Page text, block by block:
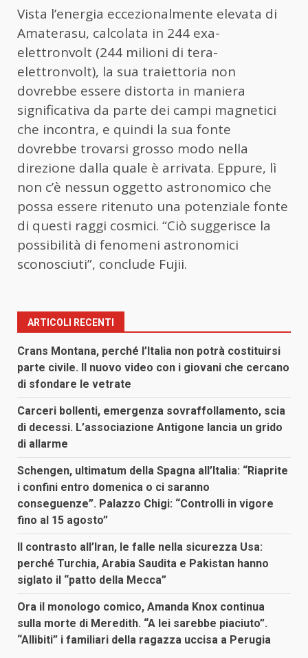
Vista l’energia eccezionalmente elevata di
Amaterasu, calcolata in 244 exa-
elettronvolt (244 milioni di tera-
elettronvolt), la sua traiettoria non
dovrebbe essere distorta in maniera
significativa da parte dei campi magnetici
che incontra, e quindi la sua fonte
dovrebbe trovarsi grosso modo nella
direzione dalla quale è arrivata. Eppure, lì
non c’è nessun oggetto astronomico che
possa essere ritenuto una potenziale fonte
di questi raggi cosmici. “Ciò suggerisce la
possibilità di fenomeni astronomici
sconosciuti”, conclude Fujii.
ARTICOLI RECENTI
Crans Montana, perché l’Italia non potrà costituirsi
parte civile. Il nuovo video con i giovani che cercano
di sfondare le vetrate
Carceri bollenti, emergenza sovraffollamento, scia
di decessi. L’associazione Antigone lancia un grido
di allarme
Schengen, ultimatum della Spagna all’Italia: “Riaprite
i confini entro domenica o ci saranno
conseguenze”. Palazzo Chigi: “Controlli in vigore
fino al 15 agosto”
Il contrasto all’Iran, le falle nella sicurezza Usa:
perché Turchia, Arabia Saudita e Pakistan hanno
siglato il “patto della Mecca”
Ora il monologo comico, Amanda Knox continua
sulla morte di Meredith. “A lei sarebbe piaciuto”.
“Allibiti” i familiari della ragazza uccisa a Perugia